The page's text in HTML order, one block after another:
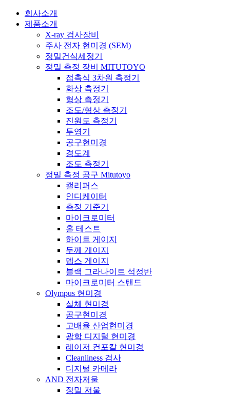
회사소개
제품소개
X-ray 검사장비
주사 전자 현미경 (SEM)
정밀건식세정기
정밀 측정 장비 MITUTOYO
접촉식 3차원 측정기
화상 측정기
형상 측정기
조도/형상 측정기
진원도 측정기
투영기
공구현미경
경도계
조도 측정기
정밀 측정 공구 Mitutoyo
캘리퍼스
인디케이터
측정 기준기
마이크로미터
홀 테스트
하이트 게이지
두께 게이지
뎁스 게이지
블랙 그라나이트 석정반
마이크로미터 스탠드
Olympus 현미경
실체 현미경
공구현미경
고배율 산업현미경
광학 디지털 현미경
레이저 컨포칼 현미경
Cleanliness 검사
디지털 카메라
AND 전자저울
정밀 저울